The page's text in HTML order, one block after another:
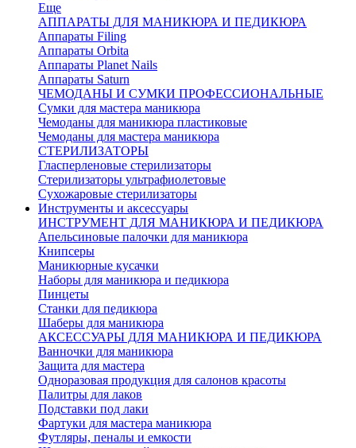
Еще
АППАРАТЫ ДЛЯ МАНИКЮРА И ПЕДИКЮРА
Аппараты Filing
Аппараты Orbita
Аппараты Planet Nails
Аппараты Saturn
ЧЕМОДАНЫ И СУМКИ ПРОФЕССИОНАЛЬНЫЕ
Сумки для мастера маникюра
Чемоданы для маникюра пластиковые
Чемоданы для мастера маникюра
СТЕРИЛИЗАТОРЫ
Гласперленовые стерилизаторы
Стерилизаторы ультрафиолетовые
Сухожаровые стерилизаторы
Инструменты и аксессуары
ИНСТРУМЕНТ ДЛЯ МАНИКЮРА И ПЕДИКЮРА
Апельсиновые палочки для маникюра
Книпсеры
Маникюрные кусачки
Наборы для маникюра и педикюра
Пинцеты
Станки для педикюра
Шаберы для маникюра
АКСЕССУАРЫ ДЛЯ МАНИКЮРА И ПЕДИКЮРА
Ванночки для маникюра
Защита для мастера
Одноразовая продукция для салонов красоты
Палитры для лаков
Подставки под лаки
Фартуки для мастера маникюра
Футляры, пеналы и емкости